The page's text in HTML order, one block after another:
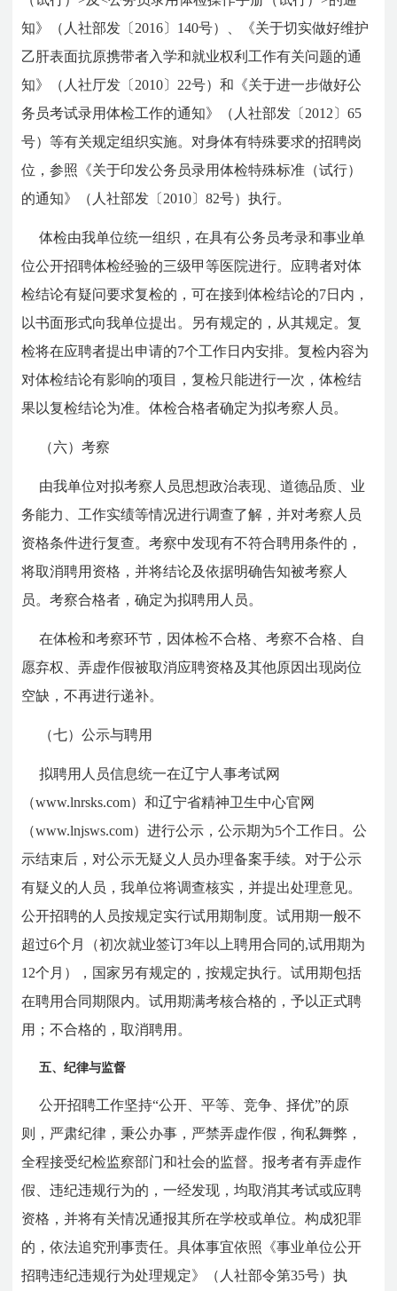
知》（人社部发〔2016〕140号）、《关于切实做好维护
乙肝表面抗原携带者入学和就业权利工作有关问题的通
知》（人社厅发〔2010〕22号）和《关于进一步做好公
务员考试录用体检工作的通知》（人社部发〔2012〕65
号）等有关规定组织实施。对身体有特殊要求的招聘岗
位，参照《关于印发公务员录用体检特殊标准（试行）
的通知》（人社部发〔2010〕82号）执行。
体检由我单位统一组织，在具有公务员考录和事业单
位公开招聘体检经验的三级甲等医院进行。应聘者对体
检结论有疑问要求复检的，可在接到体检结论的7日内，
以书面形式向我单位提出。另有规定的，从其规定。复
检将在应聘者提出申请的7个工作日内安排。复检内容为
对体检结论有影响的项目，复检只能进行一次，体检结
果以复检结论为准。体检合格者确定为拟考察人员。
（六）考察
由我单位对拟考察人员思想政治表现、道德品质、业
务能力、工作实绩等情况进行调查了解，并对考察人员
资格条件进行复查。考察中发现有不符合聘用条件的，
将取消聘用资格，并将结论及依据明确告知被考察人
员。考察合格者，确定为拟聘用人员。
在体检和考察环节，因体检不合格、考察不合格、自
愿弃权、弄虚作假被取消应聘资格及其他原因出现岗位
空缺，不再进行递补。
（七）公示与聘用
拟聘用人员信息统一在辽宁人事考试网
（www.lnrsks.com）和辽宁省精神卫生中心官网
（www.lnjsws.com）进行公示，公示期为5个工作日。公
示结束后，对公示无疑义人员办理备案手续。对于公示
有疑义的人员，我单位将调查核实，并提出处理意见。
公开招聘的人员按规定实行试用期制度。试用期一般不
超过6个月（初次就业签订3年以上聘用合同的,试用期为
12个月），国家另有规定的，按规定执行。试用期包括
在聘用合同期限内。试用期满考核合格的，予以正式聘
用；不合格的，取消聘用。
五、纪律与监督
公开招聘工作坚持“公开、平等、竞争、择优”的原
则，严肃纪律，秉公办事，严禁弄虚作假，徇私舞弊，
全程接受纪检监察部门和社会的监督。报考者有弄虚作
假、违纪违规行为的，一经发现，均取消其考试或应聘
资格，并将有关情况通报其所在学校或单位。构成犯罪
的，依法追究刑事责任。具体事宜依照《事业单位公开
招聘违纪违规行为处理规定》（人社部令第35号）执